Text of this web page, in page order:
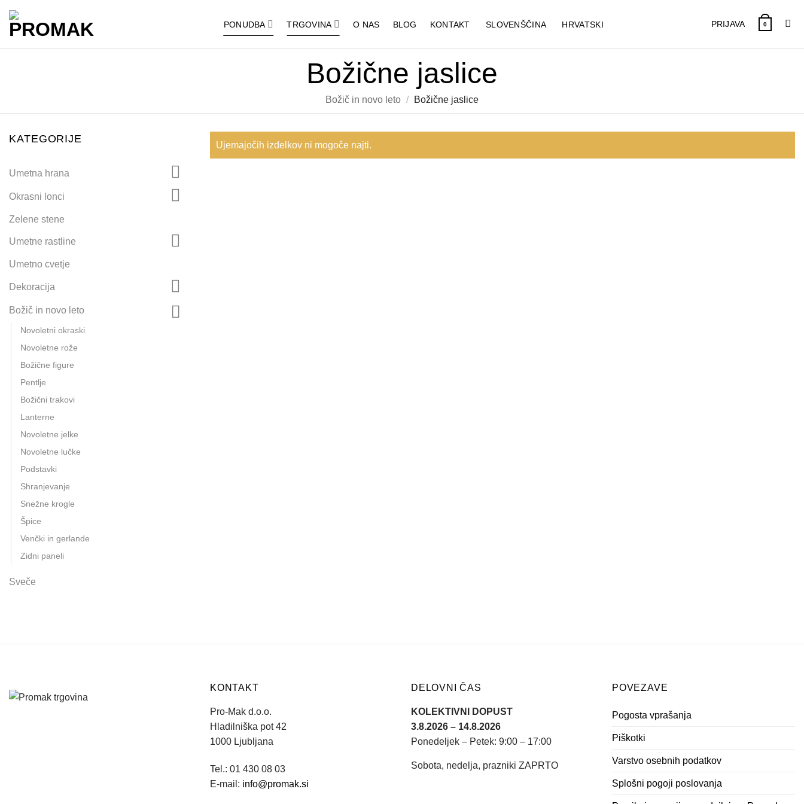
na
vsebino
PONUDBA TRGOVINA O NAS BLOG KONTAKT SLOVENŠČINA HRVATSKI PRIJAVA 0
Božične jaslice
Božič in novo leto / Božične jaslice
KATEGORIJE
Umetna hrana
Okrasni lonci
Zelene stene
Umetne rastline
Umetno cvetje
Dekoracija
Božič in novo leto
Novoletni okraski
Novoletne rože
Božične figure
Pentlje
Božični trakovi
Lanterne
Novoletne jelke
Novoletne lučke
Podstavki
Shranjevanje
Snežne krogle
Špice
Venčki in gerlande
Zidni paneli
Sveče
Ujemajočih izdelkov ni mogoče najti.
KONTAKT
Pro-Mak d.o.o.
Hladilniška pot 42
1000 Ljubljana
Tel.: 01 430 08 03
E-mail: info@promak.si
DELOVNI ČAS
KOLEKTIVNI DOPUST
3.8.2026 – 14.8.2026
Ponedeljek – Petek: 9:00 – 17:00
Sobota, nedelja, prazniki ZAPRTO
POVEZAVE
Pogosta vprašanja
Piškotki
Varstvo osebnih podatkov
Splošni pogoji poslovanja